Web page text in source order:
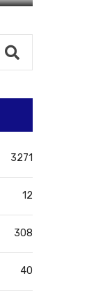
3271
12
308
40